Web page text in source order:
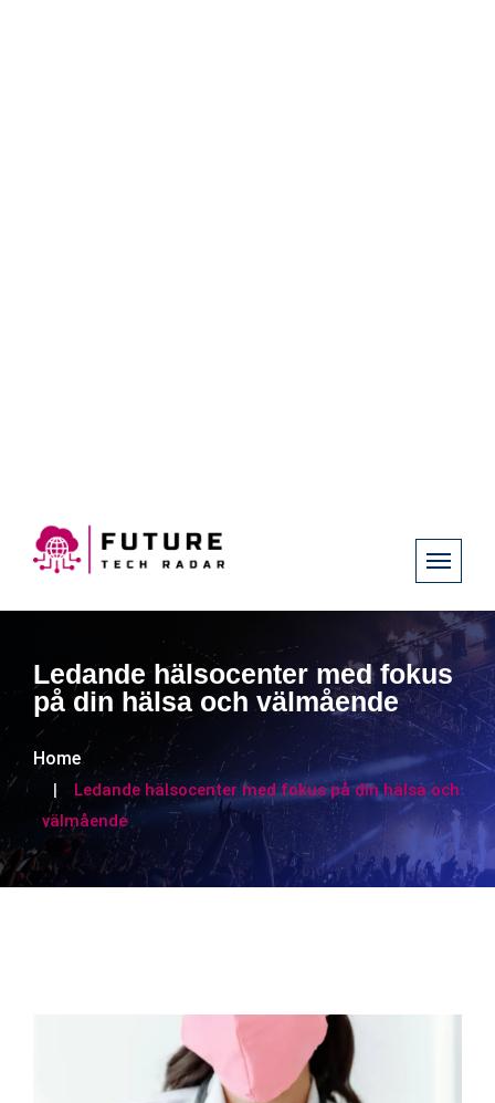
Ledande hälsocenter med fokus
på din hälsa och välmående
Home
Ledande hälsocenter med fokus på din hälsa och
välmående